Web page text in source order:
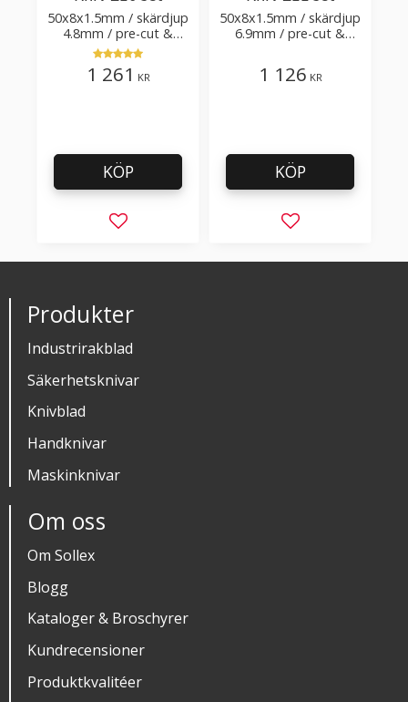
50x8x1.5mm / skärdjup
4.8mm / pre-cut &
post-cut 0.84xTm /
skärvinkel 50°
1 261 KR
Lägg till i favoriter
KÖP
50x8x1.5mm / skärdjup
6.9mm / pre-cut &
1 126 KR
Lägg till i
KÖP
Produkter
Industrirakblad
Säkerhetsknivar
Knivblad
Handknivar
Maskinknivar
Om oss
Om Sollex
Blogg
Kataloger & Broschyrer
Kundrecensioner
Produktkvalitéer